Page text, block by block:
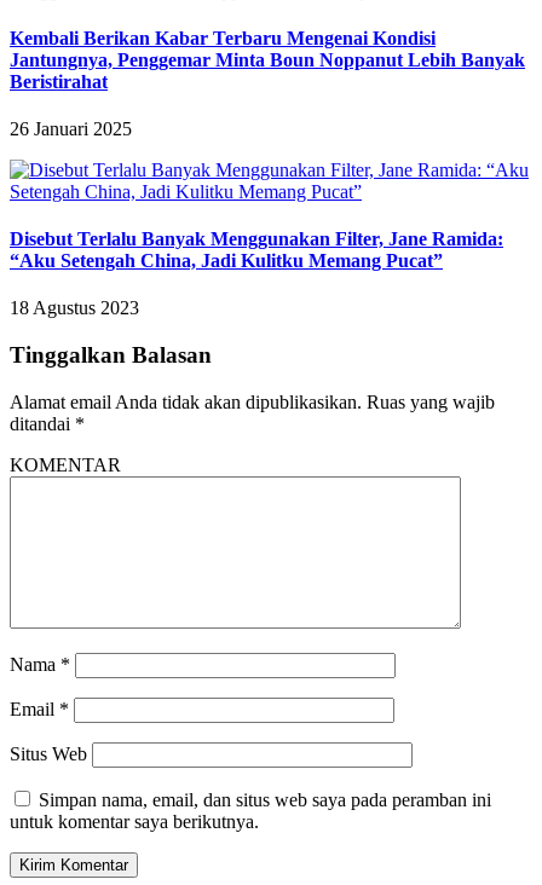
Kembali Berikan Kabar Terbaru Mengenai Kondisi
Jantungnya, Penggemar Minta Boun Noppanut Lebih Banyak
Beristirahat
26 Januari 2025
Disebut Terlalu Banyak Menggunakan Filter, Jane Ramida:
“Aku Setengah China, Jadi Kulitku Memang Pucat”
18 Agustus 2023
Tinggalkan Balasan
Alamat email Anda tidak akan dipublikasikan. Ruas yang wajib
ditandai *
KOMENTAR
Nama *
Email *
Situs Web
Simpan nama, email, dan situs web saya pada peramban ini
untuk komentar saya berikutnya.